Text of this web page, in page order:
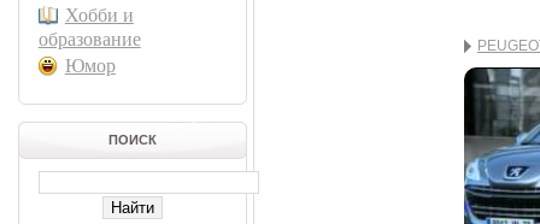
Хобби и
образование
Юмор
ПОИСК